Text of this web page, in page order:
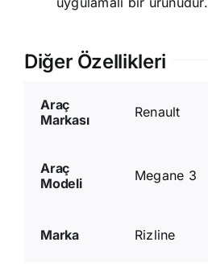
Diğer Özellikleri
Araç
Markası
Renault
Araç
Modeli
Megane 3
Marka Rizline